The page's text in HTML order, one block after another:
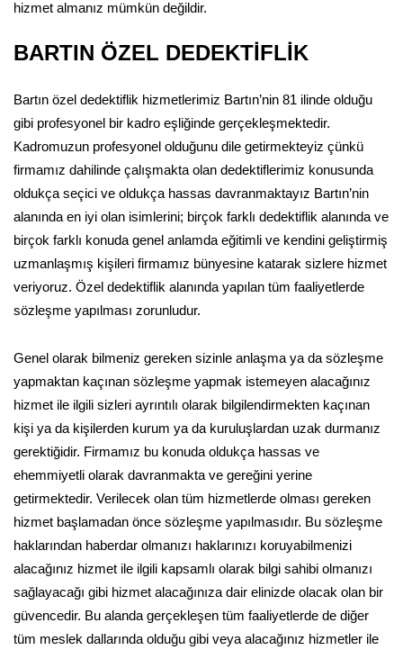
hizmet almanız mümkün değildir.
BARTIN ÖZEL DEDEKTİFLİK
Bartın özel dedektiflik hizmetlerimiz Bartın’nin 81 ilinde olduğu
gibi profesyonel bir kadro eşliğinde gerçekleşmektedir.
Kadromuzun profesyonel olduğunu dile getirmekteyiz çünkü
firmamız dahilinde çalışmakta olan dedektiflerimiz konusunda
oldukça seçici ve oldukça hassas davranmaktayız Bartın’nin
alanında en iyi olan isimlerini; birçok farklı dedektiflik alanında ve
birçok farklı konuda genel anlamda eğitimli ve kendini geliştirmiş
uzmanlaşmış kişileri firmamız bünyesine katarak sizlere hizmet
veriyoruz. Özel dedektiflik alanında yapılan tüm faaliyetlerde
sözleşme yapılması zorunludur.
Genel olarak bilmeniz gereken sizinle anlaşma ya da sözleşme
yapmaktan kaçınan sözleşme yapmak istemeyen alacağınız
hizmet ile ilgili sizleri ayrıntılı olarak bilgilendirmekten kaçınan
kişi ya da kişilerden kurum ya da kuruluşlardan uzak durmanız
gerektiğidir. Firmamız bu konuda oldukça hassas ve
ehemmiyetli olarak davranmakta ve gereğini yerine
getirmektedir. Verilecek olan tüm hizmetlerde olması gereken
hizmet başlamadan önce sözleşme yapılmasıdır. Bu sözleşme
haklarından haberdar olmanızı haklarınızı koruyabilmenizi
alacağınız hizmet ile ilgili kapsamlı olarak bilgi sahibi olmanızı
sağlayacağı gibi hizmet alacağınıza dair elinizde olacak olan bir
güvencedir. Bu alanda gerçekleşen tüm faaliyetlerde de diğer
tüm meslek dallarında olduğu gibi veya alacağınız hizmetler ile